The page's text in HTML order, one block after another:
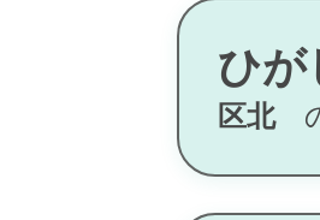
ひが
区北の